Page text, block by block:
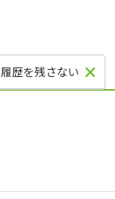
履歴を残さない